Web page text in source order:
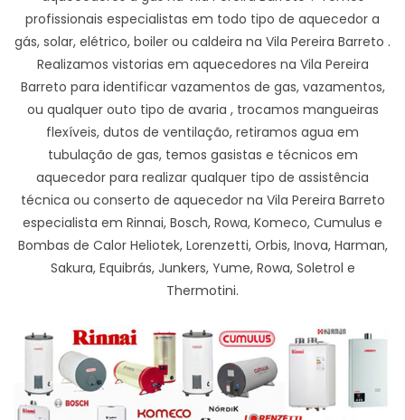
profissionais especialistas em todo tipo de aquecedor a
gás, solar, elétrico, boiler ou caldeira na Vila Pereira Barreto .
Realizamos vistorias em aquecedores na Vila Pereira
Barreto para identificar vazamentos de gas, vazamentos,
ou qualquer outo tipo de avaria , trocamos mangueiras
flexíveis, dutos de ventilação, retiramos agua em
tubulação de gas, temos gasistas e técnicos em
aquecedor para realizar qualquer tipo de assistência
técnica ou conserto de aquecedor na Vila Pereira Barreto
especialista em Rinnai, Bosch, Rowa, Komeco, Cumulus e
Bombas de Calor Heliotek, Lorenzetti, Orbis, Inova, Harman,
Sakura, Equibrás, Junkers, Yume, Rowa, Soletrol e
Thermotini.